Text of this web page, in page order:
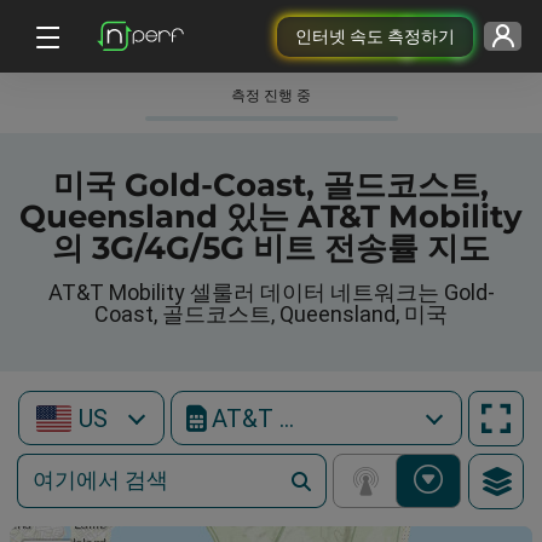
인터넷 속도 측정하기
측정 진행 중
미국 Gold-Coast, 골드코스트,
Queensland 있는 AT&T Mobility
의 3G/4G/5G 비트 전송률 지도
AT&T Mobility 셀룰러 데이터 네트워크는 Gold-
Coast, 골드코스트, Queensland, 미국
US AT&T Mobility